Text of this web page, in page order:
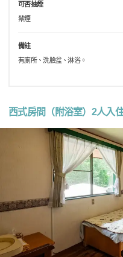
可否抽煙
禁煙
備註
有廁所、洗臉盆、淋浴。
西式房間（附浴室）2人入